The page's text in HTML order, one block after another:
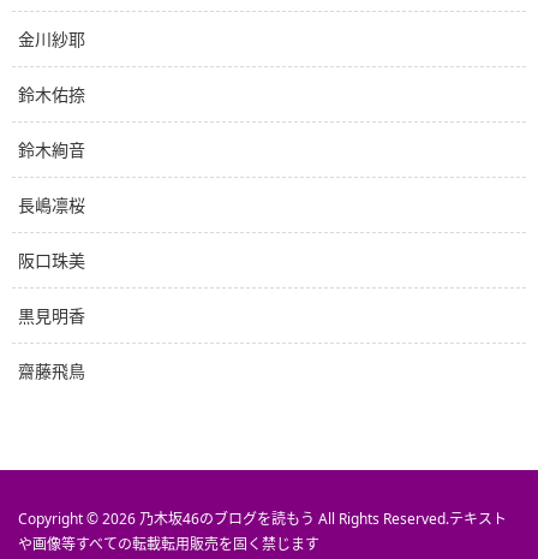
金川紗耶
鈴木佑捺
鈴木絢音
長嶋凛桜
阪口珠美
黒見明香
齋藤飛鳥
Copyright © 2026乃木坂46のブログを読もう All Rights Reserved.テキスト
や画像等すべての転載転用販売を固く禁じます